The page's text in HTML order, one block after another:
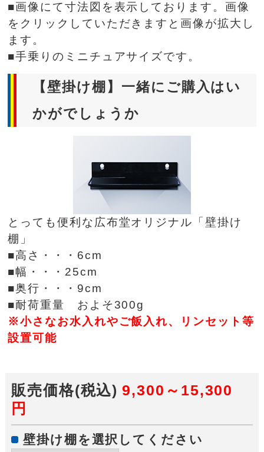
■画像にて寸法図を表示しております。画像
をクリックしていただきますと画像が拡大し
ます。
■手乗りのミニチュアサイズです。
【壁掛け棚】一緒にご購入はい
かがでしょうか
とっても便利な広布堂オリジナル「壁掛け
棚」
■高さ・・・6cm
■幅・・・25cm
■奥行・・・9cm
■耐荷重量 およそ300g
※小さなお水入れやご飯入れ、リンセット等
設置可能
販売価格(税込) 9,300～15,300
円
壁掛け棚を選択してください